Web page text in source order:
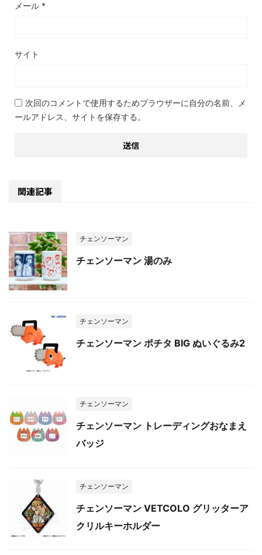
メール *
サイト
次回のコメントで使用するためブラウザーに自分の名前、メ
ールアドレス、サイトを保存する。
関連記事
チェンソーマン
チェンソーマン 湯のみ
チェンソーマン
チェンソーマン ポチタ BIG ぬいぐるみ2
チェンソーマン
チェンソーマン トレーディングおなまえ
バッジ
チェンソーマン
チェンソーマン VETCOLO グリッターア
クリルキーホルダー